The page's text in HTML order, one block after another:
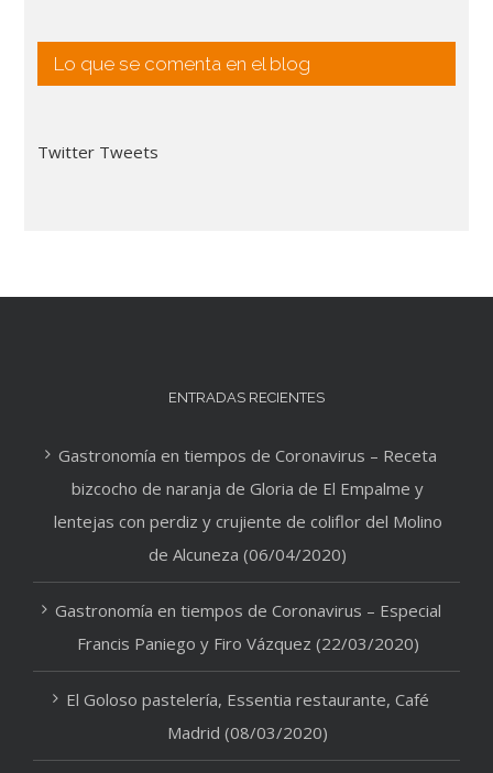
Lo que se comenta en el blog
Twitter Tweets
ENTRADAS RECIENTES
Gastronomía en tiempos de Coronavirus – Receta
bizcocho de naranja de Gloria de El Empalme y
lentejas con perdiz y crujiente de coliflor del Molino
de Alcuneza (06/04/2020)
Gastronomía en tiempos de Coronavirus – Especial
Francis Paniego y Firo Vázquez (22/03/2020)
El Goloso pastelería, Essentia restaurante, Café
Madrid (08/03/2020)